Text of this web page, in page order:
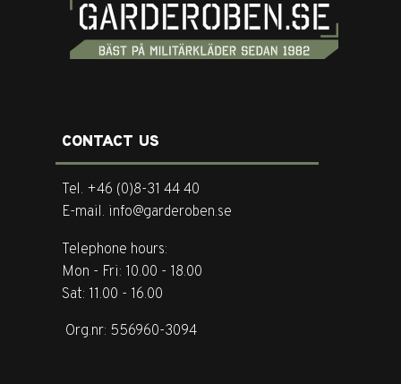
CONTACT US
Tel. +46 (0)8-31 44 40
E-mail. info@garderoben.se
Telephone hours:
Mon - Fri: 10.00 - 18.00
Sat: 11.00 - 16.00
Org.nr: 556960-3094